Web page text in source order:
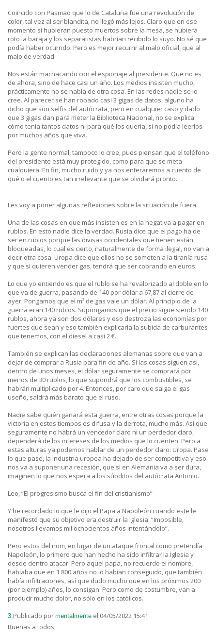
Coincido con Pasmao que lo de Cataluña fue una revolución de
color, tal vez al ser blandita, no llegó más lejos. Claro que en ese
momento si hubieran puesto muertos sobre la mesa, se hubiera
roto la baraja y los separatistas habrían recibido lo suyo. No sé que
podía haber ocurrido. Pero es mejor recurrir al malo oficial, que al
malo de verdad.
Nos están machacando con el espionaje al presidente. Que no es
de ahora, sino de hace casi un año. Los medios insisten mucho,
prácticamente no se habla de otra cosa. En las redes nadie se lo
cree. Al parecer se han robado casi 3 gigas de datos, alguno ha
dicho que son selfis del autócrata, pero en cualquier caso y dado
que 3 gigas dan para meter la Biblioteca Nacional, no se explica
cómo tenía tantos datos ni para qué los quería, si no podía leerlos
por muchos años que viva.
Pero la gente normal, tampoco lo cree, pues piensan que el teléfono
del presidente está muy protegido, como para que se meta
cualquiera. En fin, mucho ruido y ya nos enteraremos a cuento de
qué o el cuento es tan irrelevante que se olvidará pronto.
Les voy a poner algunas reflexiones sobre la situación de fuera.
Una de las cosas en que más insisten es en la negativa a pagar en
rublos. En esto nadie dice la verdad. Rusia dice que el pago ha de
ser en rublos porque las divisas occidentales que tienen están
bloqueadas, lo cual es cierto, naturalmente de forma ilegal, no van a
decir otra cosa. Uropa dice que ellos no se someten a la tiranía rusa
y que si quieren vender gas, tendrá que ser cobrando en euros.
Lo que yo entiendo es que el rublo se ha revalorizado al doble en lo
que va de guerra, pasando de 140 por dólar a 67,87 al cierre de
ayer. Pongamos que el m³ de gas vale un dólar. Al principio de la
guerra eran 140 rublos. Supongamos que el precio sigue siendo 140
rublos, ahora ya son dos dólares y eso destroza las economías por
fuertes que sean y eso también explicaría la subida de carburantes
que tenemos, con el diesel a casi 2 €.
También se explican las declaraciones alemanas sobre que van a
dejar de comprar a Rusia para fin de año. Si las cosas siguen así,
dentro de unos meses, el dólar seguramente se comprará por
menos de 30 rublos, lo que supondrá que los combustibles, se
habrán multiplicado por 4. Entonces, por caro que salga el gas
useño, saldrá más barato que el ruso.
Nadie sabe quién ganará esta guerra, entre otras cosas porque la
victoria en estos tiempos es difusa y la derrota, mucho más. Así que
seguramente no habrá un vencedor claro ni un perdedor claro,
dependerá de los intereses de los medios que lo cuenten. Pero a
estas alturas ya podemos hablar de un perdedor claro: Uropa. Pase
lo que pase, la industria uropea ha dejado de ser competitiva y eso
nos va a suponer una recesión, que si en Alemania va a ser dura,
imaginen lo que nos espera a los súbditos del autócrata Antonio.
Leo, “El progresismo busca el fin del cristianismo”
Y he recordado lo que le dijo el Papa a Napoleón cuando este le
manifestó que su objetivo era destruir la Iglesia. “Imposible,
nosotros llevamos mil ochocientos años intentándolo”.
Pero estos del nom, en lugar de un ataque frontal como pretendía
Napoleón, lo primero que han hecho ha sido infiltrar la Iglesia y
desde dentro atacar. Pero aquel papa, no recuerdo el nombre,
hablaba que en 1 800 años no lo habían conseguido, que también
había infiltraciones, así que dudo mucho que en los próximos 200
(por ejemplo) años, lo consigan. Pero como de costumbre, van a
producir mucho dolor, no sólo en los católicos.
3. Publicado por mentalmente el 04/05/2022 15:41
Buenas a todos,